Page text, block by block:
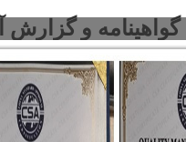
گواهینامه و گزارش